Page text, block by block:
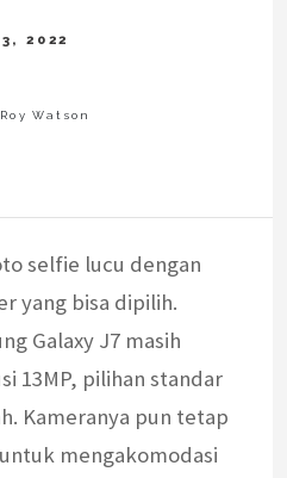
selfie lucu dengan
yang bisa dipilih.
Galaxy J7 masih
13MP, pilihan standar
Kameranya pun tetap
mengakomodasi